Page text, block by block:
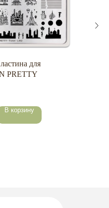
для
PRETTY
В корзину